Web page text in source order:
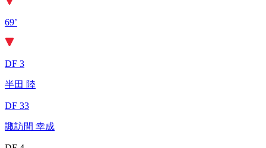
69’
DF 3
半田 陸
DF 33
諏訪間 幸成